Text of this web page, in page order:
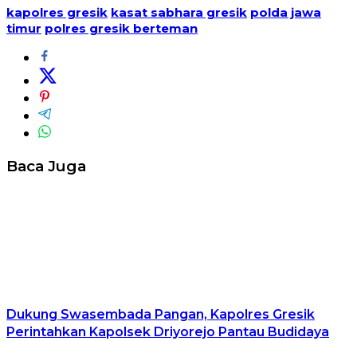
kapolres gresik kasat sabhara gresik polda jawa
timur polres gresik berteman
Baca Juga
Dukung Swasembada Pangan, Kapolres Gresik
Perintahkan Kapolsek Driyorejo Pantau Budidaya